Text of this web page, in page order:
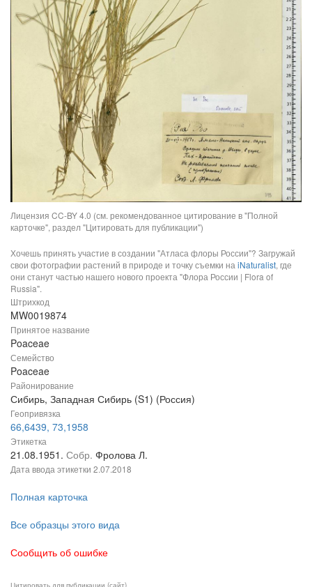
Лицензия CC-BY 4.0 (см. рекомендованное цитирование в "Полной
карточке", раздел "Цитировать для публикации")
Хочешь принять участие в создании "Атласа флоры России"? Загружай
свои фотографии растений в природе и точку съемки на iNaturalist, где
они станут частью нашего нового проекта "Флора России | Flora of
Russia".
Штрихкод
MW0019874
Принятое название
Poaceae
Семейство
Poaceae
Районирование
Сибирь, Западная Сибирь (S1) (Россия)
Геопривязка
66,6439, 73,1958
Этикетка
21.08.1951. Собр. Фролова Л.
Дата ввода этикетки 2.07.2018
Полная карточка
Все образцы этого вида
Сообщить об ошибке
Цитировать для публикации (сайт)